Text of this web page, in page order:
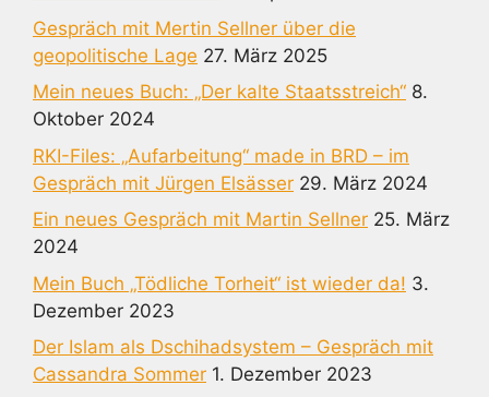
Gespräch mit Mertin Sellner über die
geopolitische Lage 27. März 2025
Mein neues Buch: „Der kalte Staatsstreich“ 8.
Oktober 2024
RKI-Files: „Aufarbeitung“ made in BRD – im
Gespräch mit Jürgen Elsässer 29. März 2024
Ein neues Gespräch mit Martin Sellner 25. März
2024
Mein Buch „Tödliche Torheit“ ist wieder da! 3.
Dezember 2023
Der Islam als Dschihadsystem – Gespräch mit
Cassandra Sommer 1. Dezember 2023